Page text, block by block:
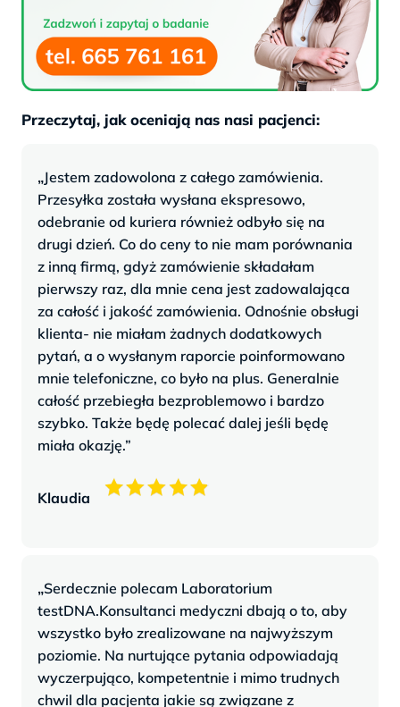
Przeczytaj, jak oceniają nas nasi pacjenci:
„Jestem zadowolona z całego zamówienia.
Przesyłka została wysłana ekspresowo,
odebranie od kuriera również odbyło się na
drugi dzień. Co do ceny to nie mam porównania
z inną firmą, gdyż zamówienie składałam
pierwszy raz, dla mnie cena jest zadowalająca
za całość i jakość zamówienia. Odnośnie obsługi
klienta- nie miałam żadnych dodatkowych
pytań, a o wysłanym raporcie poinformowano
mnie telefoniczne, co było na plus. Generalnie
całość przebiegła bezproblemowo i bardzo
szybko. Także będę polecać dalej jeśli będę
miała okazję.”
Klaudia
„Serdecznie polecam Laboratorium
testDNA.Konsultanci medyczni dbają o to, aby
wszystko było zrealizowane na najwyższym
poziomie. Na nurtujące pytania odpowiadają
wyczerpująco, kompetentnie i mimo trudnych
chwil dla pacjenta jakie są związane z